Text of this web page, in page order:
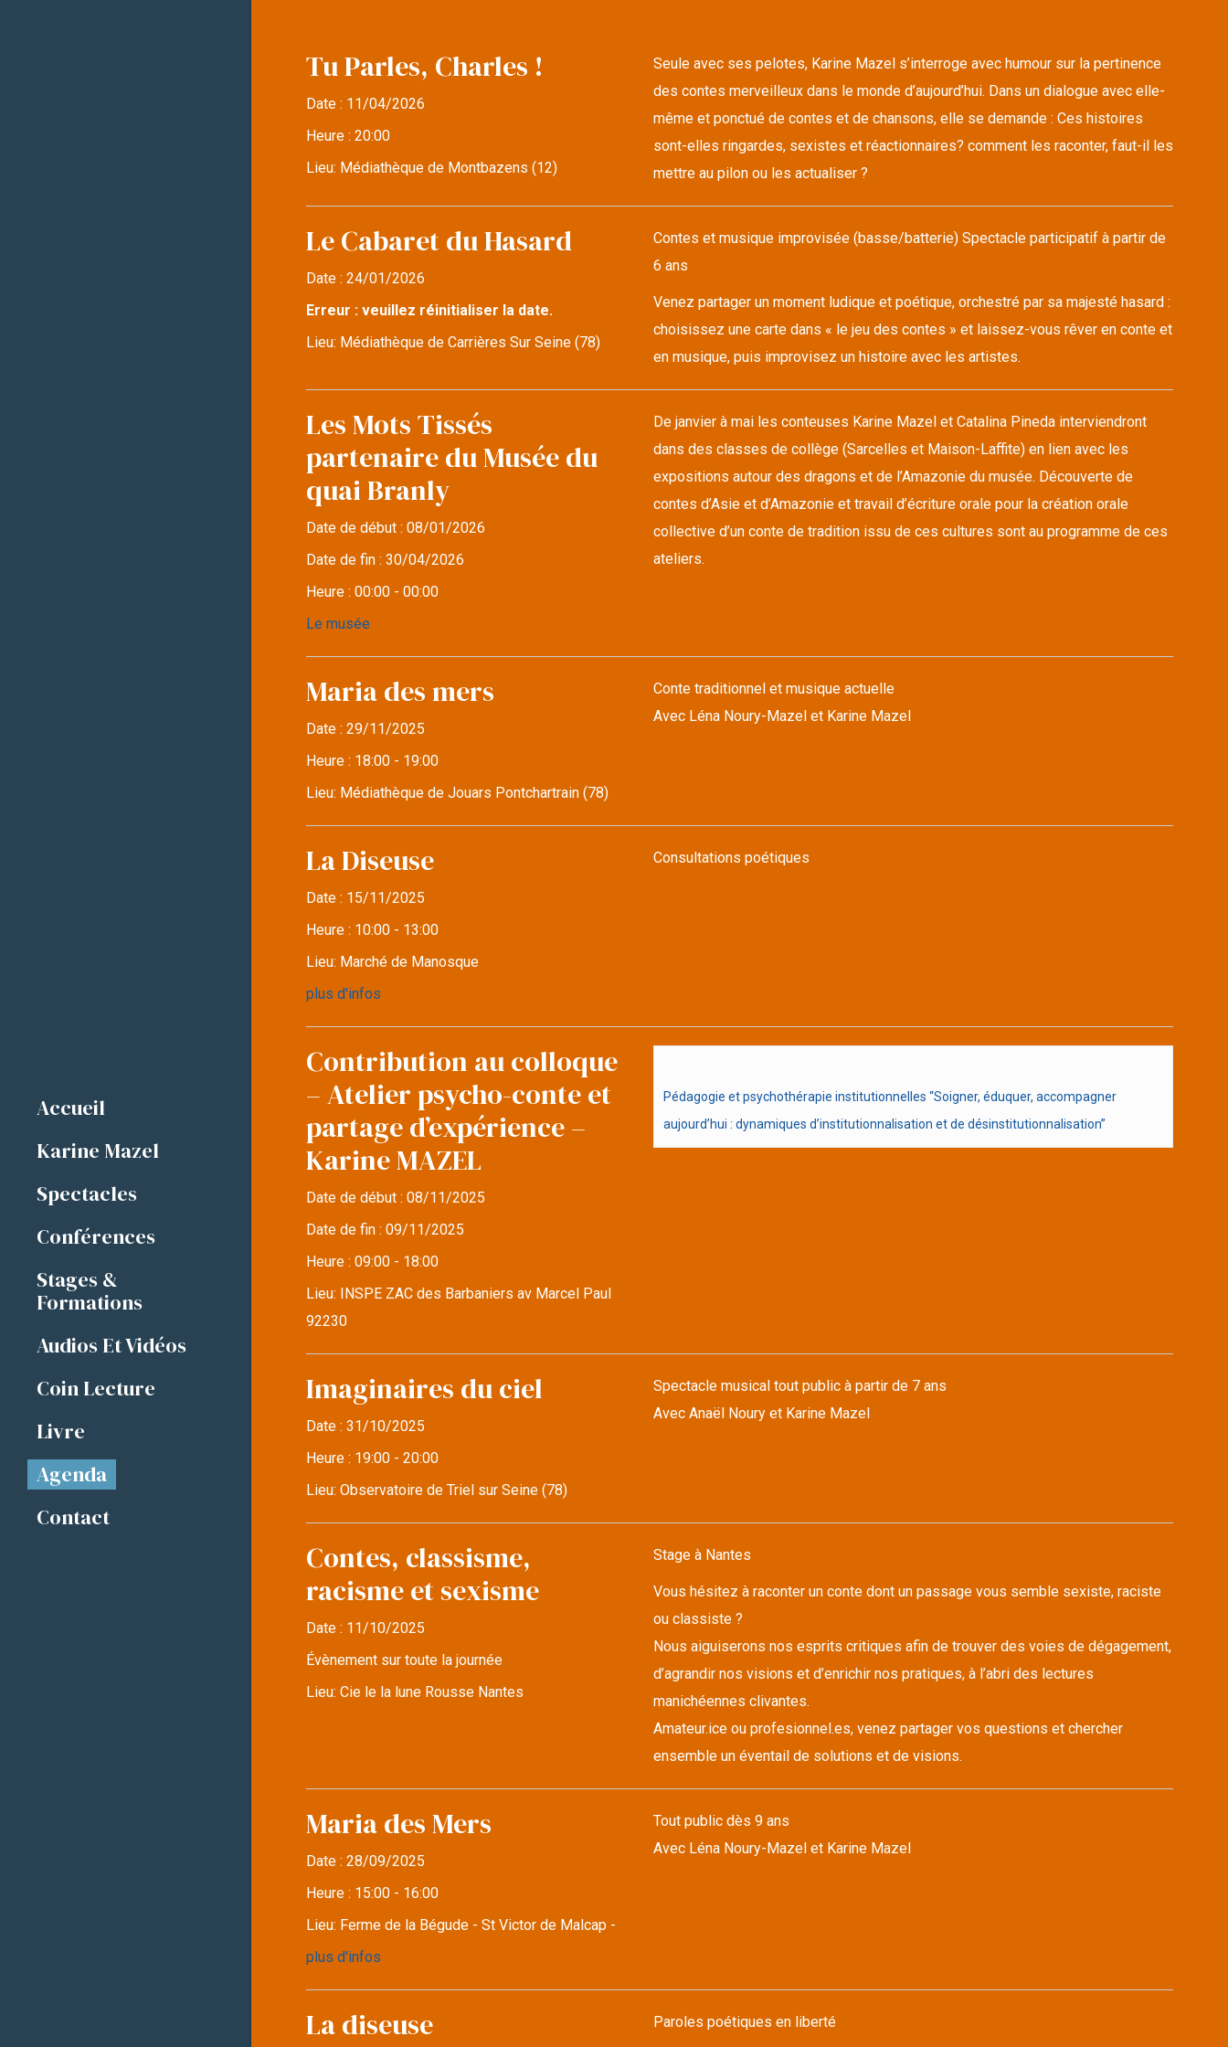
Accueil
Karine Mazel
Spectacles
Conférences
Stages &
Formations
Audios Et Vidéos
Coin Lecture
Livre
Agenda
Contact
Tu Parles, Charles !
Date : 11/04/2026
Heure :20:00
Lieu: Médiathèque de Montbazens (12)
Seule avec ses pelotes, Karine Mazel s’interroge avec humour sur la pertinence
des contes merveilleux dans le monde d’aujourd’hui. Dans un dialogue avec elle-
même et ponctué de contes et de chansons, elle se demande : Ces histoires
sont-elles ringardes, sexistes et réactionnaires? comment les raconter, faut-il les
mettre au pilon ou les actualiser ?
Le Cabaret du Hasard
Date :24/01/2026
Erreur : veuillez réinitialiser la date.
Lieu: Médiathèque de Carrières Sur Seine (78)
Contes et musique improvisée (basse/batterie) Spectacle participatif à partir de
6 ans
Venez partager un moment ludique et poétique, orchestré par sa majesté hasard :
choisissez une carte dans « le jeu des contes » et laissez-vous rêver en conte et
en musique, puis improvisez un histoire avec les artistes.
Les Mots Tissés
partenaire du Musée du
quai Branly
Date de début :08/01/2026
Date de fin :30/04/2026
Heure :00:00 - 00:00
Le musée
De janvier à mai les conteuses Karine Mazel et Catalina Pineda interviendront
dans des classes de collège (Sarcelles et Maison-Laffite) en lien avec les
expositions autour des dragons et de l’Amazonie du musée. Découverte de
contes d’Asie et d’Amazonie et travail d’écriture orale pour la création orale
collective d’un conte de tradition issu de ces cultures sont au programme de ces
ateliers.
Maria des mers
Date :29/11/2025
Heure : 18:00 - 19:00
Lieu: Médiathèque de Jouars Pontchartrain (78)
Conte traditionnel et musique actuelle
Avec Léna Noury-Mazel et Karine Mazel
La Diseuse
Date : 15/11/2025
Heure : 10:00 - 13:00
Lieu: Marché de Manosque
plus d'infos
Consultations poétiques
Contribution au colloque
– Atelier psycho-conte et
partage d’expérience –
Karine MAZEL
Date de début :08/11/2025
Date de fin :09/11/2025
Heure :09:00 - 18:00
Lieu:
INSPE ZAC des Barbaniers av Marcel Paul
92230
Pédagogie et psychothérapie institutionnelles “Soigner, éduquer, accompagner
aujourd’hui : dynamiques d’institutionnalisation et de désinstitutionnalisation”
Imaginaires du ciel
Date :31/10/2025
Heure : 19:00 - 20:00
Lieu:Observatoire de Triel sur Seine (78)
Spectacle musical tout public à partir de 7 ans
Avec Anaël Noury et Karine Mazel
Contes, classisme,
racisme et sexisme
Date : 11/10/2025
Évènement sur toute la journée
Lieu:Cie le la lune Rousse Nantes
Stage à Nantes
Vous hésitez à raconter un conte dont un passage vous semble sexiste, raciste
ou classiste ?
Nous aiguiserons nos esprits critiques afin de trouver des voies de dégagement,
d’agrandir nos visions et d’enrichir nos pratiques, à l’abri des lectures
manichéennes clivantes.
Amateur.ice ou profesionnel.es, venez partager vos questions et chercher
ensemble un éventail de solutions et de visions.
Maria des Mers
Date :28/09/2025
Heure : 15:00 - 16:00
Lieu: Ferme de la Bégude - St Victor de Malcap -
plus d'infos
Tout public dès 9 ans
Avec Léna Noury-Mazel et Karine Mazel
La diseuse Paroles poétiques en liberté